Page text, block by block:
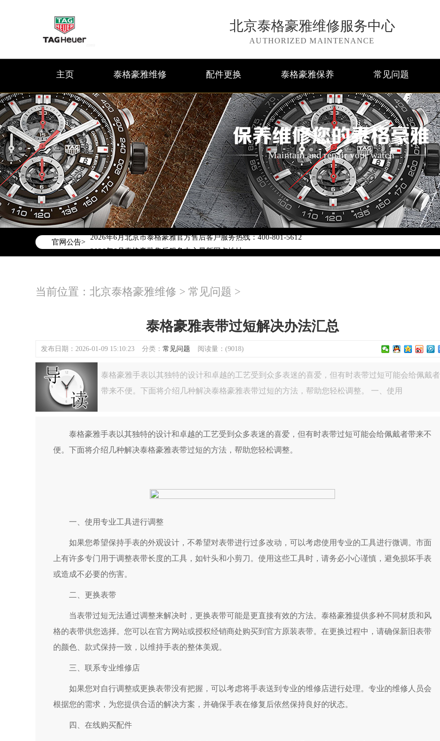
北京泰格豪雅维修服务中心
AUTHORIZED MAINTENANCE
主页 泰格豪雅维修 配件更换 泰格豪雅保养 常见问题
保养维修您的泰格豪雅
Maintain and repair your watch
官网公告>
2026年6月泰格豪雅北京市售后服务网络优化升级公告
2026年6月北京市泰格豪雅官方售后客户服务热线：400-801-5612
2026年6月泰格豪雅售后服务中心最新网点地址：
北京市朝阳区建国门外大街甲6号华熙国际中心D座11层1102室泰格豪雅售后服务中心（需提前预约）
节假日正常营业！
当前位置： 北京泰格豪雅维修 > 常见问题 >
泰格豪雅表带过短解决办法汇总
发布日期：2026-01-09 15:10:23 分类： 常见问题 阅读量：(9018)
泰格豪雅手表以其独特的设计和卓越的工艺受到众多表迷的喜爱，但有时表带过短可能会给佩戴者
带来不便。下面将介绍几种解决泰格豪雅表带过短的方法，帮助您轻松调整。 一、使用
泰格豪雅手表以其独特的设计和卓越的工艺受到众多表迷的喜爱，但有时表带过短可能会给佩戴者带来不
便。下面将介绍几种解决泰格豪雅表带过短的方法，帮助您轻松调整。
一、使用专业工具进行调整
如果您希望保持手表的外观设计，不希望对表带进行过多改动，可以考虑使用专业的工具进行微调。市面
上有许多专门用于调整表带长度的工具，如针头和小剪刀。使用这些工具时，请务必小心谨慎，避免损坏手表
或造成不必要的伤害。
二、更换表带
当表带过短无法通过调整来解决时，更换表带可能是更直接有效的方法。泰格豪雅提供多种不同材质和风
格的表带供您选择。您可以在官方网站或授权经销商处购买到官方原装表带。在更换过程中，请确保新旧表带
的颜色、款式保持一致，以维持手表的整体美观。
三、联系专业维修店
如果您对自行调整或更换表带没有把握，可以考虑将手表送到专业的维修店进行处理。专业的维修人员会
根据您的需求，为您提供合适的解决方案，并确保手表在修复后依然保持良好的状态。
四、在线购买配件